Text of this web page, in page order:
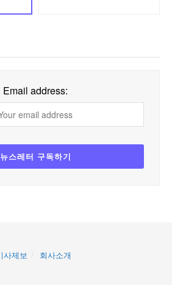
Email address:
사제보 회사소개